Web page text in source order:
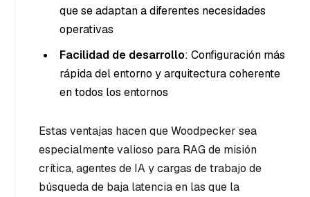
que se adaptan a diferentes necesidades
operativas
Facilidad de desarrollo: Configuración más
rápida del entorno y arquitectura coherente
en todos los entornos
Estas ventajas hacen que Woodpecker sea
especialmente valioso para RAG de misión
crítica, agentes de IA y cargas de trabajo de
búsqueda de baja latencia en las que la